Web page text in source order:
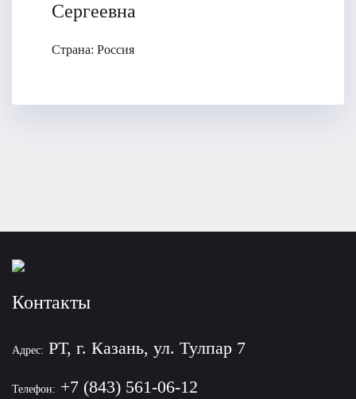
Сергеевна
Страна: Россия
Контакты
Адрес: РТ, г. Казань, ул. Тулпар 7
Телефон: +7 (843) 561-06-12